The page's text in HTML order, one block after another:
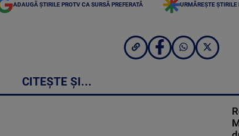
ADAUGĂ ȘTIRILE PROTV CA SURSĂ PREFERATĂ URMĂREȘTE ȘTIRILE
CITEȘTE ȘI...